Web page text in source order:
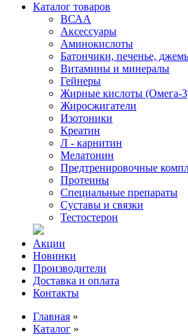
Каталог товаров
ВСАА
Аксессуары
Аминокислоты
Батончики, печенье,
Витамины и минералы
Гейнеры
Жирные кислоты (Омега-
Жиросжигатели
Изотоники
Креатин
Л - карнитин
Мелатонин
Предтренировочные
Протеины
Специальные препараты
Суставы и связки
Тестостерон
Акции
Новинки
Производители
Доставка и оплата
Контакты
Главная »
Каталог »